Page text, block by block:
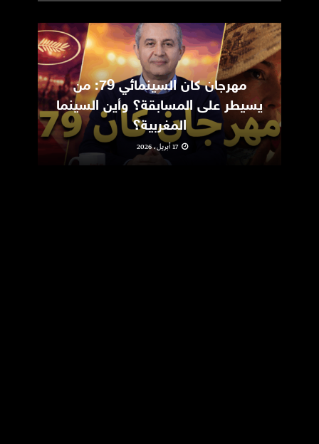
مهرجان كان السينمائي 79: من
يسيطر على المسابقة؟ وأين السينما
المغربية؟
17 أبريل، 2026